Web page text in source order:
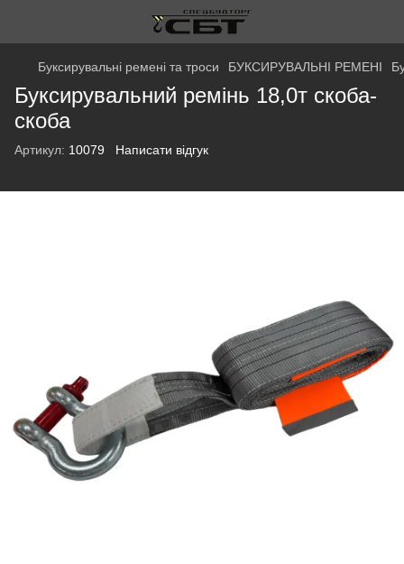
Буксирувальні ремені та троси БУКСИРУВАЛЬНІ РЕМЕНІ
Буксирувальний ремінь 18,0т скоба-
скоба
Артикул: 10079 Написати відгук